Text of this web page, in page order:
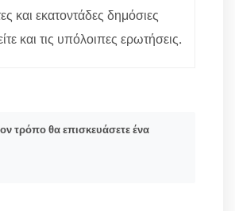
και εκατοντάδες δημόσιες
και τις υπόλοιπες ερωτήσεις.
τρόπο θα επισκευάσετε ένα